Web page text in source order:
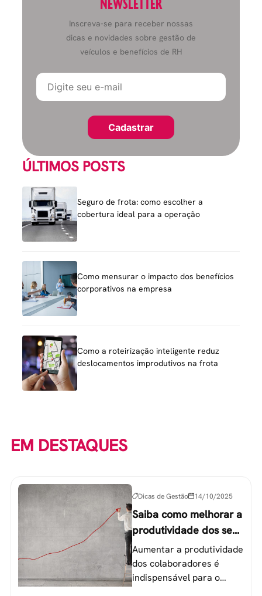
NEWSLETTER
Inscreva-se para receber nossas
dicas e novidades sobre gestão de
veículos e benefícios de RH
ÚLTIMOS POSTS
Seguro de frota: como escolher a
cobertura ideal para a operação
Como mensurar o impacto dos benefícios
corporativos na empresa
Como a roteirização inteligente reduz
deslocamentos improdutivos na frota
EM DESTAQUES
Dicas de Gestão 14/10/2025
Saiba como melhorar a
produtividade dos seus
colaboradores
Aumentar a produtividade
dos colaboradores é
indispensável para o